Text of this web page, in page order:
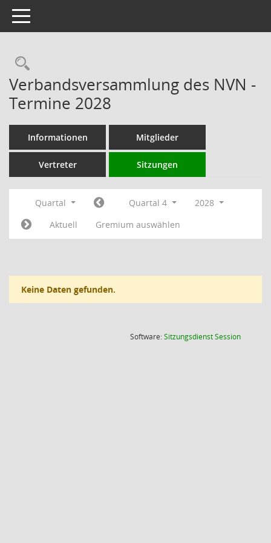
Toggle navigation
Rechercheauswahl
Verbandsversammlung des NVN -
Termine 2028
Informationen Mitglieder
Vertreter Sitzungen
Quartal Quartal 4
2028
Aktuell
Gremium auswählen
Keine Daten gefunden.
Software:SitzungsdienstSession(Wird in